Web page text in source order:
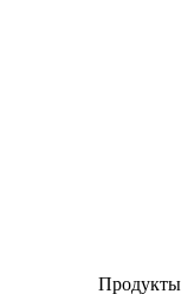
Продукты